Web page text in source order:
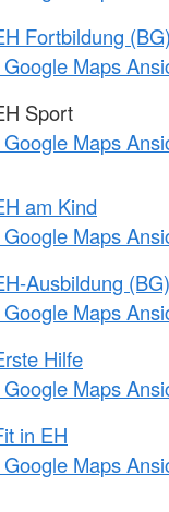
Fortbildung (BG)
Maps
Sport
Maps
am Kind
Maps
Ausbildung (BG)
Maps
Hilfe
Maps
in EH
Maps